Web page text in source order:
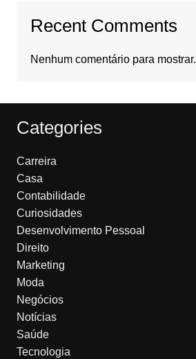
Recent Comments
Nenhum comentário para mostrar.
Categories
Carreira
Casa
Contabilidade
Curiosidades
Desenvolvimento Pessoal
Direito
Marketing
Moda
Negócios
Notícias
Saúde
Tecnologia